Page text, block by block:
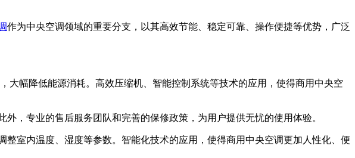
作为中央空调领域的重要分支，以其高效节能、稳定可靠、操作便捷等优势，广泛
幅降低能源消耗。高效压缩机、智能控制系统等技术的应用，使得商用中央空
专业的售后服务团队和完善的保修政策，为用户提供无忧的使用体验。
室内温度、湿度等参数。智能化技术的应用，使得商用中央空调更加人性化、便